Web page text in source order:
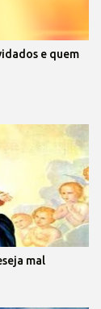
e quem
mal